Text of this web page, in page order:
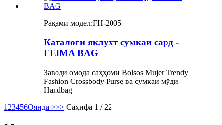
Рақами модел:FH-2005
Каталоги яклухт сумкаи сард -
FEIMA BAG
Заводи омода саҳҳомӣ Bolsos Mujer Trendy
Fashion Crossbody Purse ва сумкаи мӯди
Handbag
1 23456Оянда >>> Саҳифа 1 / 22